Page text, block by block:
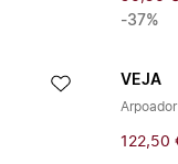
-37%
VEJA
122,50